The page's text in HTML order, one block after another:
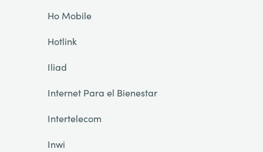
Ho Mobile
Hotlink
Iliad
Internet Para el Bienestar
Intertelecom
Inwi